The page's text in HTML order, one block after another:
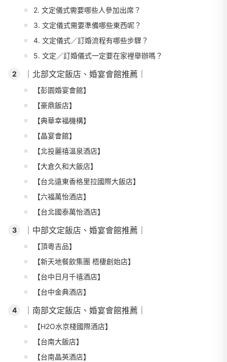
2. 文定儀式需要哪些人參加出席？
3. 文定儀式需要準備哪些東西呢？
4. 文定儀式／訂婚流程有哪些步驟？
5. 文定／訂婚儀式一定要在家裡舉辦嗎？
2 ｜北部文定飯店、婚宴會館推薦｜
【彭園婚宴會館】
【豪鼎飯店】
【典華幸福機構】
【晶宴會館】
【北投麗禧溫泉酒店】
【大倉久和大飯店】
【台北遠東香格里拉國際大飯店】
【六福萬怡酒店】
【台北國泰萬怡酒店】
3 ｜中部文定飯店、婚宴會館推薦｜
【頂粵吉品】
【新天地餐飲集團 梧棲創始店】
【台中日月千禧酒店】
【台中金典酒店】
4 ｜南部文定飯店、婚宴會館推薦｜
【H2O水京棧國際酒店】
【台南大飯店】
【台南晶英酒店】